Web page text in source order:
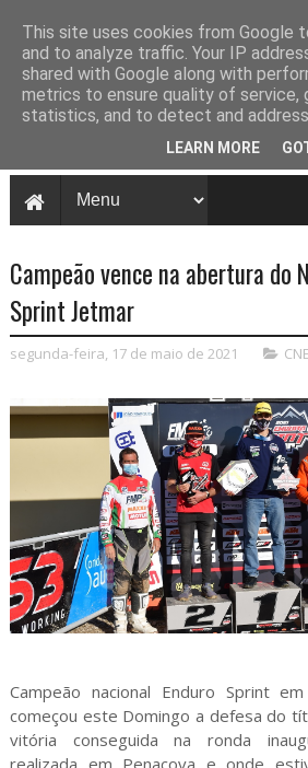
Campeão vence na abertura do
Sprint Jetmar
segunda-feira, 17 de maio de 2021
Campeão nacional Enduro Sprint
começou este Domingo a defesa do
vitória conseguida na ronda
realizada em Penacova e onde
This site uses cookies from Google
and to analyze traffic. Your IP
shared with Google along with
metrics to ensure quality of service,
statistics, and to detect and
LEARN MORE